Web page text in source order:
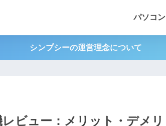
パソコン
シンプシーの運営理念について
ビュー：メリット・デメリ